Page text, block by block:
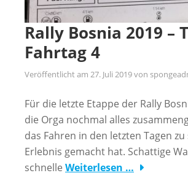
Rally Bosnia 2019 –
Fahrtag 4
Veröffentlicht am 27. Juli 2019von
Für die letzte Etappe der Rally
die Orga nochmal alles
das Fahren in den letzten Tagen
Erlebnis gemacht hat. Schattige
schnelle Weiterlesen …